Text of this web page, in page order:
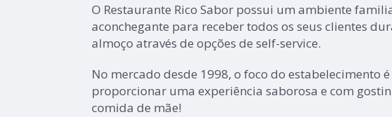
O Restaurante Rico Sabor possui um ambiente
aconchegante para receber todos os seus clientes
almoço através de opções de self-service.
No mercado desde 1998, o foco do estabelecimento é
proporcionar uma experiência saborosa e com
comida de mãe!